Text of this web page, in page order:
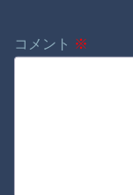
コメント ※